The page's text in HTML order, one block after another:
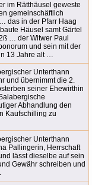
im Rätthäusel geweste
gemeinschäftlich
das in der Pfarr Haag
Häusel samt Gärtel
… der Witwer Paul
und sein mit der
13 Jahre alt …
Unterthann
und übernimmt die 2.
seiner Ehewirthin
Abhandlung den
Kaufschilling zu
Unterthann
Pallingerin, Herrschaft
lässt dieselbe auf sein
Gewähr schreiben und